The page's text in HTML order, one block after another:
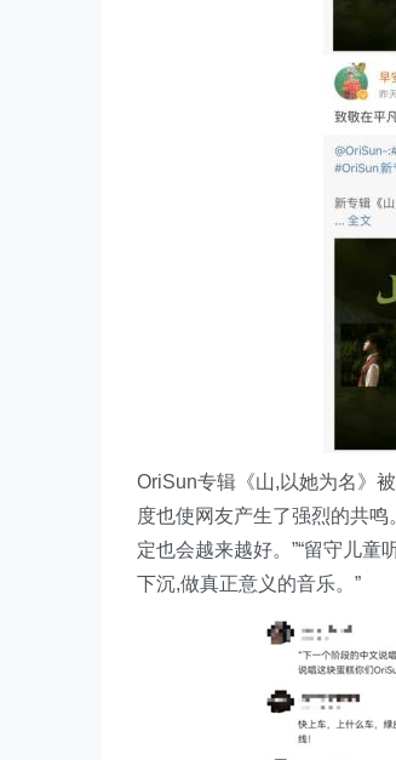
OriSun专辑《山,以她为名》
度也使网友产生了强烈的共
定也会越来越好。”“留守儿童
下沉,做真正意义的音乐。”